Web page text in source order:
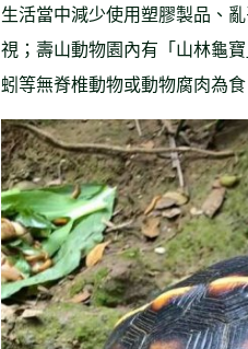
生活當中減少使用塑膠製品、
視；壽山動物園內有「山林龜
蚓等無脊椎動物或動物腐肉為